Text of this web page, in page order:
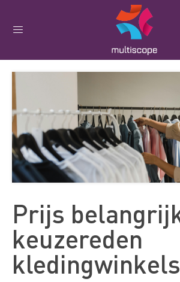
Prijs belangrijkste
keuzereden
kledingwinkels